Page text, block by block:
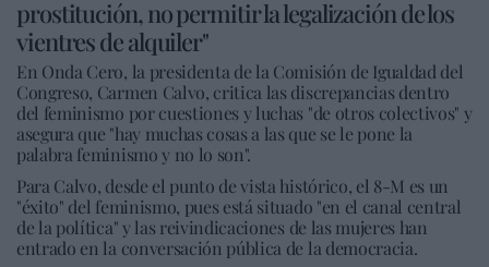
prostitución, no permitir la legalización de los
vientres de alquiler"
En Onda Cero, la presidenta de la Comisión de Igualdad del
Congreso, Carmen Calvo, critica las discrepancias dentro
del feminismo por cuestiones y luchas "de otros colectivos" y
asegura que "hay muchas cosas a las que se le pone la
palabra feminismo y no lo son".
Para Calvo, desde el punto de vista histórico, el 8-M es un
"éxito" del feminismo, pues está situado "en el canal central
de la política" y las reivindicaciones de las mujeres han
entrado en la conversación pública de la democracia.